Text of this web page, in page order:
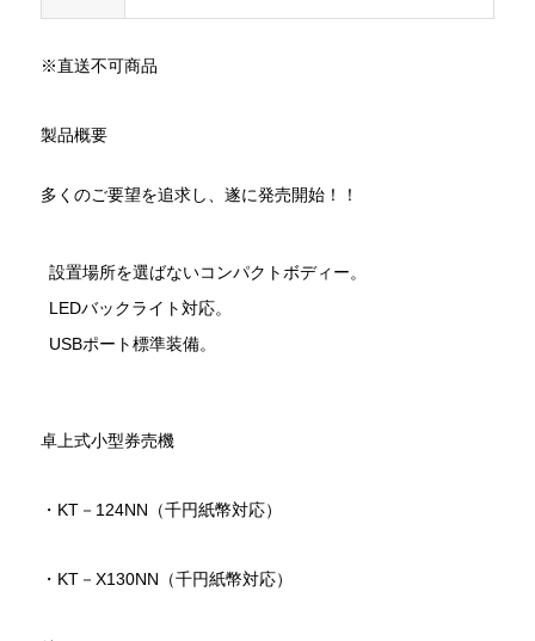
※直送不可商品
製品概要
多くのご要望を追求し、遂に発売開始！！
設置場所を選ばないコンパクトボディー。
LEDバックライト対応。
USBポート標準装備。
卓上式小型券売機
・KT－124NN（千円紙幣対応）
・KT－X130NN（千円紙幣対応）